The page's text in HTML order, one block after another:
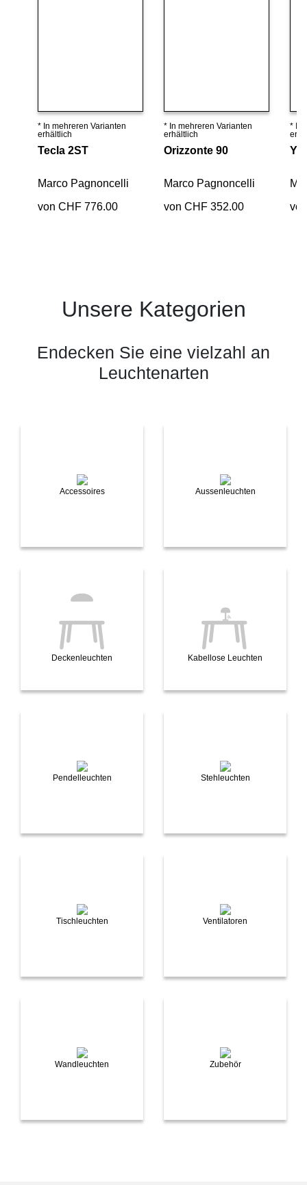
Details ansehen
* In mehreren Varianten
erhältlich
Tecla 2ST
Marco Pagnoncelli
von CHF 776.00
Details ansehen
* In mehreren Varianten
erhältlich
Orizzonte 90
Marco Pagnoncelli
von CHF 352.00
* In
Unsere Kategorien
Endecken Sie eine vielzahl an
Leuchtenarten
Accessoires Aussenleuchten
Deckenleuchten Kabellose Leuchten
Pendelleuchten Stehleuchten
Tischleuchten Ventilatoren
Wandleuchten Zubehör